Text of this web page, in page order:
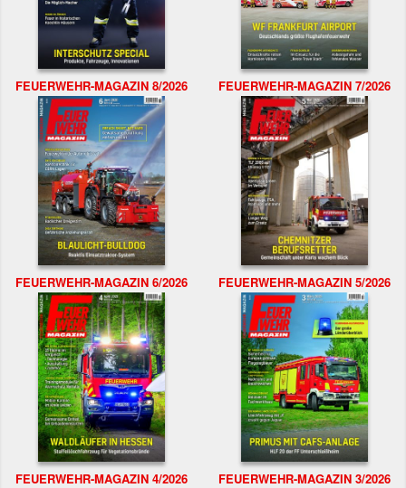
FEUERWEHR-MAGAZIN 8/2026 FEUERWEHR-MAGAZIN 7/2026
FEUERWEHR-MAGAZIN 6/2026 FEUERWEHR-MAGAZIN 5/2026
FEUERWEHR-MAGAZIN 4/2026 FEUERWEHR-MAGAZIN 3/2026